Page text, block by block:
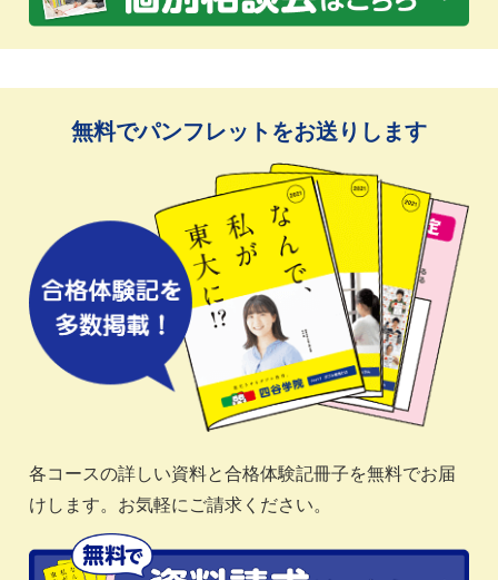
無料でパンフレットをお送りします
各コースの詳しい資料と合格体験記冊子を無料でお届
けします。お気軽にご請求ください。